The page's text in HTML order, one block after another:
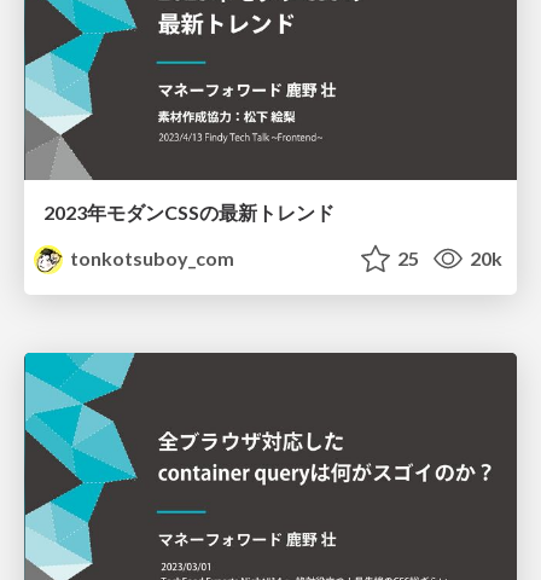
2023年モダンCSSの最新トレンド
tonkotsuboy_com
25 20k